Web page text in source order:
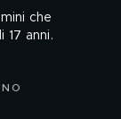
che
17 anni.